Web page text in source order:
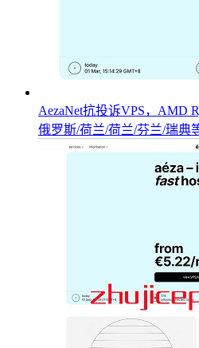
AezaNet抗投诉VPS，AMD
俄罗斯/荷兰/荷兰/芬兰/瑞典